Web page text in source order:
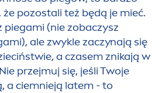
pozostali też będą je mieć.
piegami (nie zobaczysz
ale zwykle zaczynają się
a czasem znikają w
przejmuj się, jeśli Twoje
a ciemnieją latem - to